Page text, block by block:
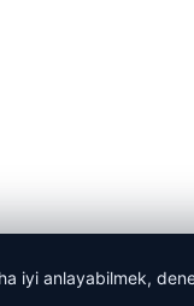
iyi anlayabilmek,